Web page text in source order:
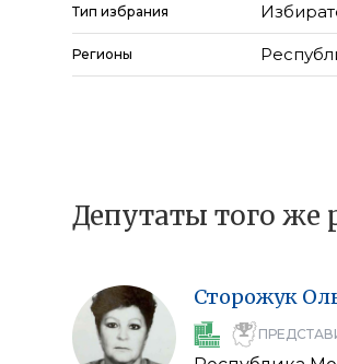
Тип избрания
Регионы
Депутаты того же
Сторожук